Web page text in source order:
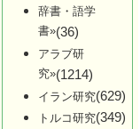
辞書・語学
書»(36)
アラブ研
究»(1214)
イラン研究(629)
トルコ研究(349)